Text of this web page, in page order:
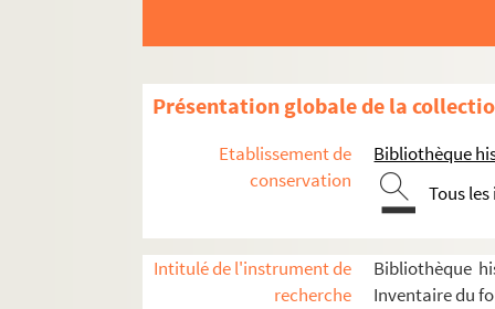
Présentation globale de la
Etablissement de
conservation
Bibliothèque
Tous
Intitulé de l'instrument de
recherche
Bibliothèque
Inventaire du
Dossier n° 47
Dossier n° 48
Dossier n° 50
Dossier n° 51
Dossier n° 54
Dossier n° 56